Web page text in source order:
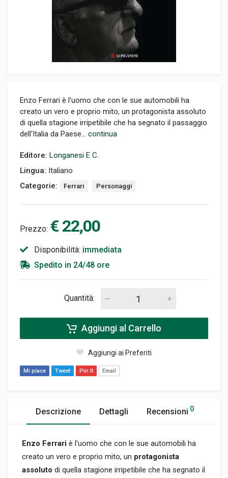
Enzo Ferrari è l'uomo che con le sue automobili ha
creato un vero e proprio mito, un protagonista assoluto
di quella stagione irripetibile che ha segnato il passaggio
dell'Italia da Paese... continua
Editore: Longanesi E C.
Lingua: Italiano
Categorie:
Ferrari Personaggi
Prezzo: € 22,00
Disponibilità: immediata
Spedito in 24/48 ore
Quantità:
Aggiungi al Carrello
Aggiungi ai Preferiti
Mi piace Tweet Pin It Email
Descrizione Dettagli Recensioni 0
Enzo Ferrari è l'uomo che con le sue automobili ha
creato un vero e proprio mito, un protagonista
assoluto di quella stagione irripetibile che ha segnato il